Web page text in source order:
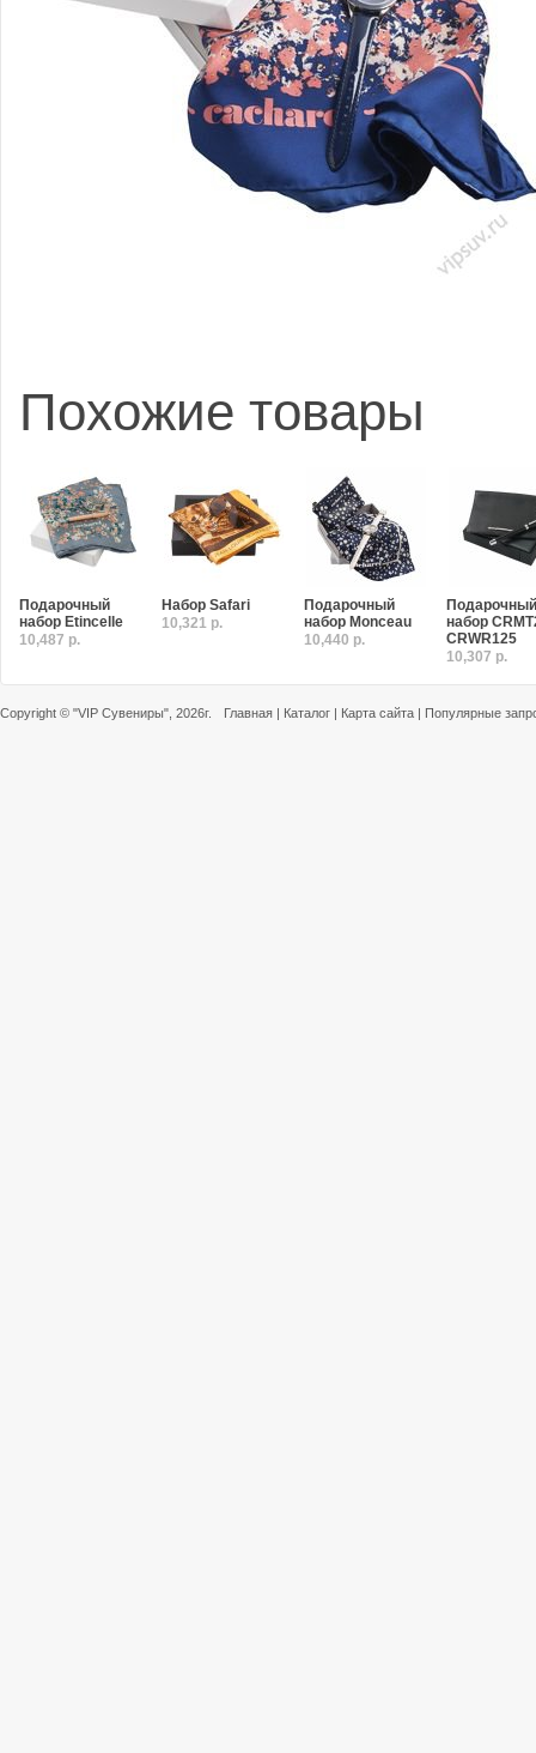
Похожие товары
Подарочный
набор Etincelle
10,487 р.
Набор Safari
10,321 р.
Подарочный
набор Monceau
10,440 р.
Подарочный
набор
CRWR125
10,307 р.
Copyright © "VIP Сувениры" , 2026г. Главная | Каталог | Карта сайта | Популярные